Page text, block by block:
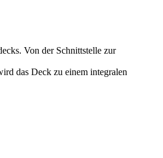
Von der Schnittstelle zur
das Deck zu einem integralen